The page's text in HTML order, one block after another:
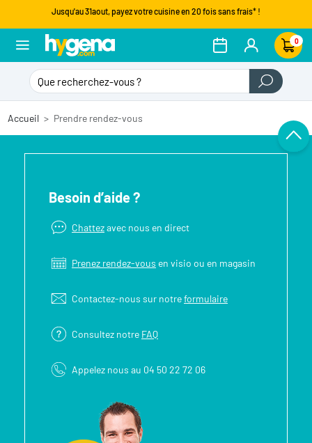
Jusqu'au 31aout, payez votre cuisine en 20 fois sans frais* !
0
Accueil Prendre rendez-vous
Besoin d’aide ?
Chattezavec nous en direct
Prenez rendez-vous en visio ou en magasin
Contactez-nous sur notreformulaire
Consultez notre FAQ
Appelez nous au 04 50 22 72 06